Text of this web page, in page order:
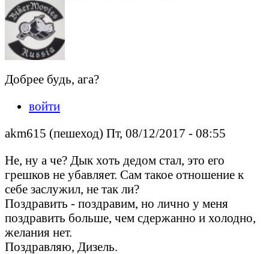
Добрее будь, ага?
войти
akm615 (пешеход) Пт, 08/12/2017 - 08:55
Не, ну а че? Дык хоть дедом стал, это его
грешков не убавляет. Сам такое отношение к
себе заслужил, не так ли?
Поздравить - поздравим, но лично у меня
поздравить больше, чем сдержанно и холодно,
желания нет.
Поздравляю, Дизель.